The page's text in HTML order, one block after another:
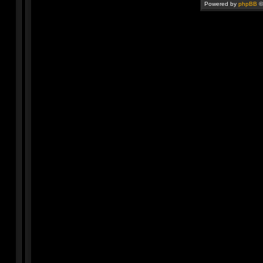
Powered by phpBB